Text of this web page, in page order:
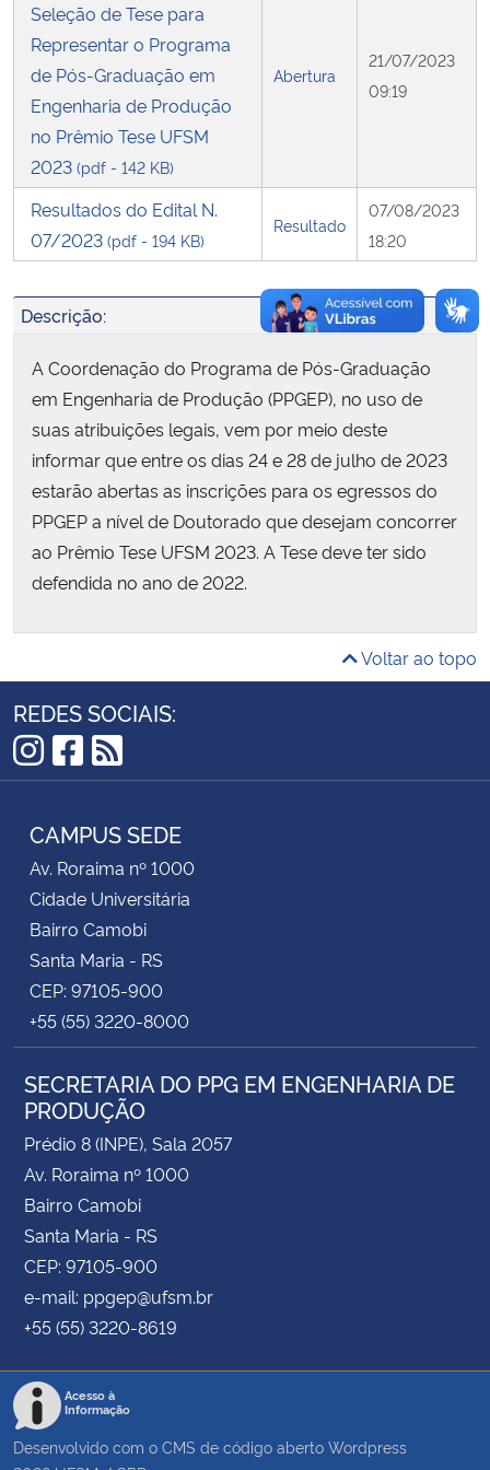
Secretaria-Geral
Secretaria de Governo
Gabinete de Segurança Institucional
Seleção de Tese para
Representar o Programa
de Pós-Graduação em
Engenharia de Produção
no Prêmio Tese UFSM
2023 (pdf - 142 KB)
Abertura
21/07/2023
09:19
Resultados do Edital N.
07/2023 (pdf - 194 KB)
Resultado
07/08/2023
18:20
Descrição:
A Coordenação do Programa de Pós-Graduação
em Engenharia de Produção (PPGEP), no uso de
suas atribuições legais, vem por meio deste
informar que entre os dias 24 e 28 de julho de 2023
estarão abertas as inscrições para os egressos do
PPGEP a nível de Doutorado que desejam concorrer
ao Prêmio Tese UFSM 2023. A Tese deve ter sido
defendida no ano de 2022.
Voltar ao topo
REDES SOCIAIS:
Instagram
Facebook
RSS
CAMPUS SEDE
Av. Roraima nº 1000
Cidade Universitária
Bairro Camobi
Santa Maria - RS
CEP: 97105-900
+55 (55) 3220-8000
SECRETARIA DO PPG EM ENGENHARIA DE
PRODUÇÃO
Prédio 8 (INPE), Sala 2057
Av. Roraima nº 1000
Bairro Camobi
Santa Maria - RS
CEP: 97105-900
e-mail: ppgep@ufsm.br
+55 (55) 3220-8619
Acesso à
Informação
Desenvolvido com o CMS de código aberto Wordpress